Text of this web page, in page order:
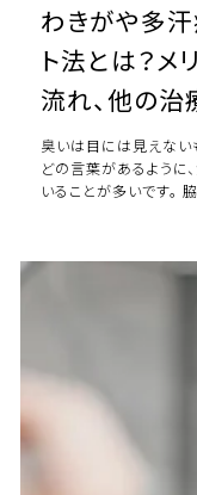
わきがや多汗
ト法とは？メ
流れ、他の治
臭いは目には見えない
どの言葉があるように
いることが多いです。